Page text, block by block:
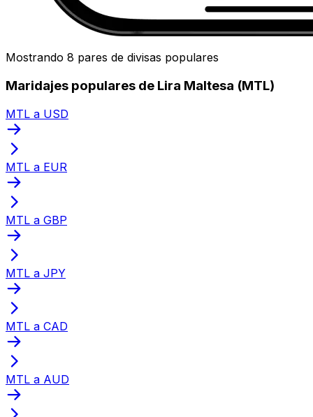
Mostrando 8 pares de divisas populares
Maridajes populares de Lira Maltesa (MTL)
MTL a USD
MTL a EUR
MTL a GBP
MTL a JPY
MTL a CAD
MTL a AUD